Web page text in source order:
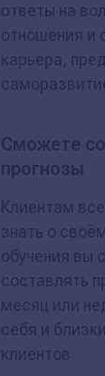
ответы на
отношения и
карьера,
Сможете
прогнозы
Клиентам
знать о
обучения вы
составлять
месяц или
себя и
клиентов